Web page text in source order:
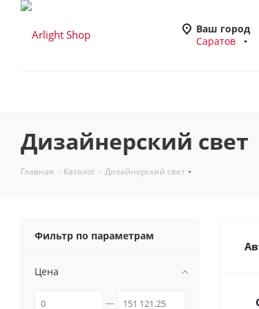
Ваш город
Саратов
Дизайнерский свет
Главная - Каталог - Дизайнерский свет
Фильтр по параметрам
Цена